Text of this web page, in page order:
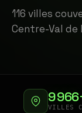
116 villes
Centre-Val de
9
VILLES